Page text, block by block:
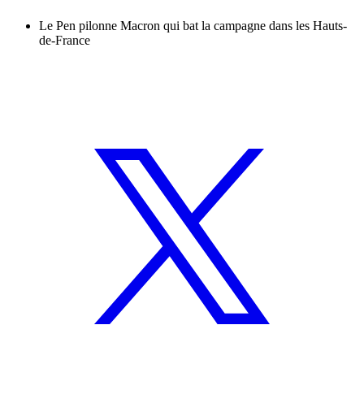
Le Pen pilonne Macron qui bat la campagne dans les Hauts-
de-France